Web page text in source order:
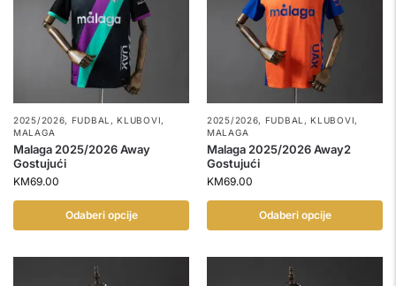
2025/2026, FUDBAL ,KLUBOVI,
MALAGA
Malaga 2025/2026 Away
Gostujući
KM69.00
Odaberi opcije
2025/2026, FUDBAL ,KLUBOVI,
MALAGA
Malaga 2025/2026 Away2
Gostujući
KM69.00
Odaberi opcije